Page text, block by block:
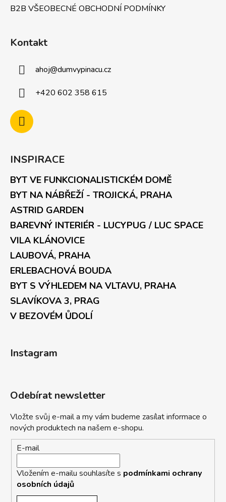
B2B VŠEOBECNÉ OBCHODNÍ PODMÍNKY
Kontakt
ahoj@dumvypinacu.cz
+420 602 358 615
INSPIRACE
BYT VE FUNKCIONALISTICKÉM DOMĚ
BYT NA NÁBŘEŽÍ - TROJICKÁ, PRAHA
ASTRID GARDEN
BAREVNÝ INTERIÉR - LUCYPUG / LUC SPACE
VILA KLÁNOVICE
LAUBOVÁ, PRAHA
ERLEBACHOVÁ BOUDA
BYT S VÝHLEDEM NA VLTAVU, PRAHA
SLAVÍKOVA 3, PRAG
V BEZOVÉM ŮDOLÍ
Instagram
Odebírat newsletter
Vložte svůj e-mail a my vám budeme zasílat informace o
nových produktech na našem e-shopu.
E-mail
Vložením e-mailu souhlasíte s podmínkami ochrany
osobních údajů